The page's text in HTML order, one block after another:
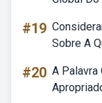
#19
Sobre A
#20 A